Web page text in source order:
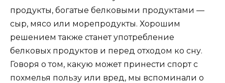
продукты, богатые белковыми продуктами —
сыр, мясо или морепродукты. Хорошим
решением также станет употребление
белковых продуктов и перед отходом ко сну.
Говоря о том, какую может принести спорт с
похмелья пользу или вред, мы вспоминали о